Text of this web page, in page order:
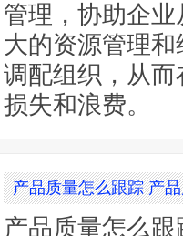
管理，协助企
大的资源管理
调配组织，从
损失和浪费。
产品质量怎么跟踪 产
产品质量怎么